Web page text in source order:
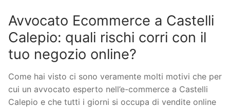
Avvocato Ecommerce a Castelli
Calepio: quali rischi corri con il
tuo negozio online?
Come hai visto ci sono veramente molti motivi che per
cui un avvocato esperto nell’e-commerce a Castelli
Calepio e che tutti i giorni si occupa di vendite online